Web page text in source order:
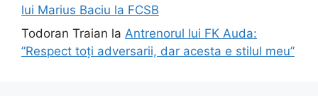
lui Marius Baciu la FCSB
Todoran Traian la Antrenorul lui FK Auda:
”Respect toți adversarii, dar acesta e stilul meu”